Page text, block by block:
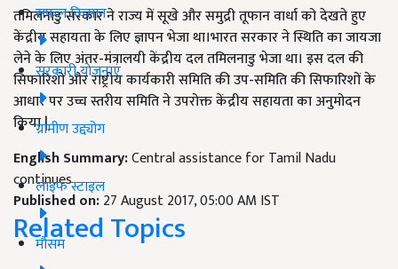
सफल किसान
सरकारी योजनाएं
ग्रामीण उद्द्योग
लाइफ स्टाइल
मौसम
तमिलनाडु सरकार ने राज्य में सूखे और समुद्री तूफान वार्धा को देखते हुए
केंद्रीय सहायता के लिए ज्ञापन भेजा था।भारत सरकार ने स्थिति का जायजा
लेने के लिए अंतर-मंत्रालयी केंद्रीय दल तमिलनाडु भेजा था। इस दल की
सिफारिशों और राष्ट्रीय कार्यकारी समिति की उप-समिति की सिफारिशों के
आधार पर उच्च स्तरीय समिति ने उपरोक्त केंद्रीय सहायता का अनुमोदन
किया |
English Summary:Central assistance for Tamil Nadu
continues
Published on:27 August 2017, 05:00 AM IST
Related Topics